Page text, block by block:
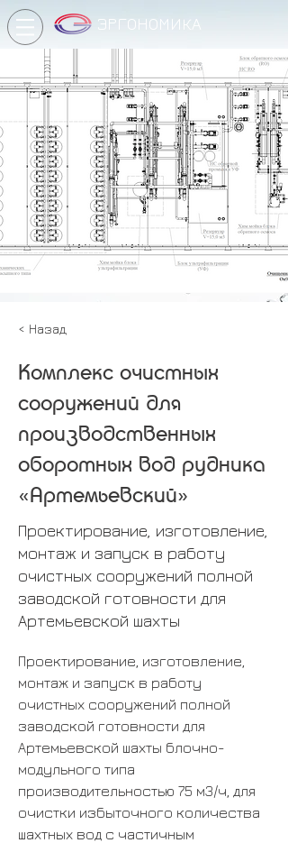
ЭРГОНОМИКА
< Назад
Комплекс очистных
сооружений для
производственных
оборотных вод рудника
«Артемьевский»
Проектирование, изготовление,
монтаж и запуск в работу
очистных сооружений полной
заводской готовности для
Артемьевской шахты
Проектирование, изготовление,
монтаж и запуск в работу
очистных сооружений полной
заводской готовности для
Артемьевской шахты блочно-
модульного типа
производительностью 75 м3/ч, для
очистки избыточного количества
шахтных вод с частичным